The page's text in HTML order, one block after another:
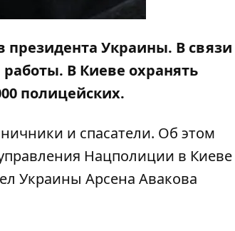
президента Украины. В связи
В Киеве охранять
полицейских.
и спасатели. Об этом
Нацполиции в Киеве
Украины Арсена Авакова